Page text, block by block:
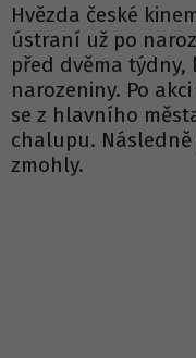
Hvězda české
ústraní už po
před dvěma
narozeniny. Po
se z hlavního
chalupu.
zmohly.